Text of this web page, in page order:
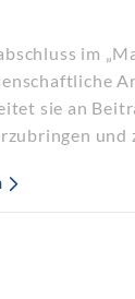
im
sie an
und